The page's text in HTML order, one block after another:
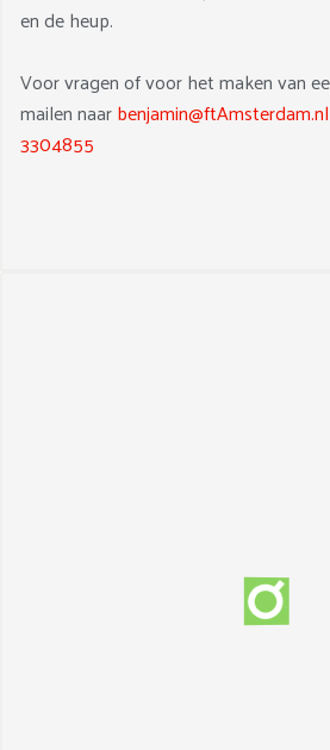
en de heup.
Voor vragen of voor het maken van
mailen naarbenjamin@ftAmsterdam.nl
3304855